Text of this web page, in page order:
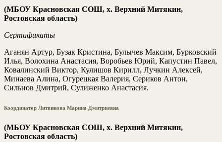
(МБОУ Красновская СОШ, х. Верхний Митякин,
Ростовская область)
Сертификаты
Аганян Артур, Бузак Кристина, Булычев Максим, Бурковский
Илья, Волохина Анастасия, Воробьев Юрий, Капустин Павел,
Ковалинский Виктор, Кулишов Кирилл, Лучкин Алексей,
Минаева Алина, Огурецкая Валерия, Сериков Антон,
Сильнов Дмитрий, Сулиженко Анастасия.
Координатор Литвинова Марина Дмитриевна
(МБОУ Красновская СОШ, х. Верхний Митякин,
Ростовская область)